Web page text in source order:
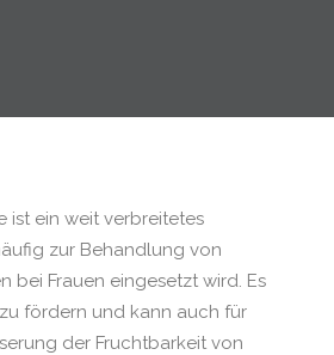
ist ein weit verbreitetes
zur Behandlung von
bei Frauen eingesetzt wird. Es
fördern und kann auch für
der Fruchtbarkeit von